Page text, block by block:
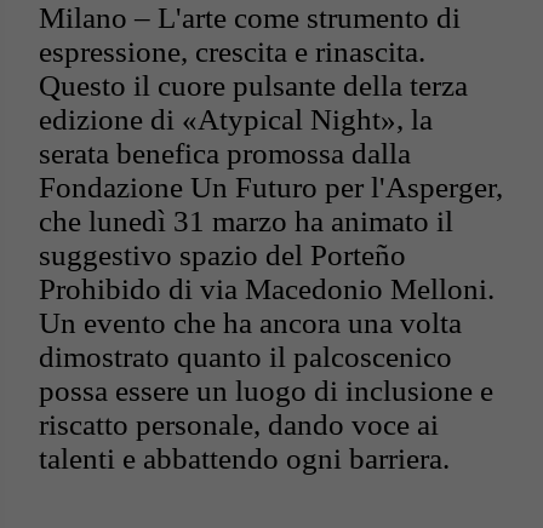
Milano – L'arte come strumento di
espressione, crescita e rinascita.
Questo il cuore pulsante della terza
edizione di «Atypical Night», la
serata benefica promossa dalla
Fondazione Un Futuro per l'Asperger,
che lunedì 31 marzo ha animato il
suggestivo spazio del Porteño
Prohibido di via Macedonio Melloni.
Un evento che ha ancora una volta
dimostrato quanto il palcoscenico
possa essere un luogo di inclusione e
riscatto personale, dando voce ai
talenti e abbattendo ogni barriera.